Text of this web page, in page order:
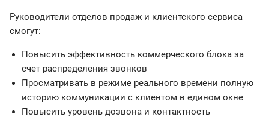
Руководители отделов продаж и клиентского сервиса
смогут:
Повысить эффективность коммерческого блока за
счет распределения звонков
Просматривать в режиме реального времени полную
историю коммуникации с клиентом в едином окне
Повысить уровень дозвона и контактность